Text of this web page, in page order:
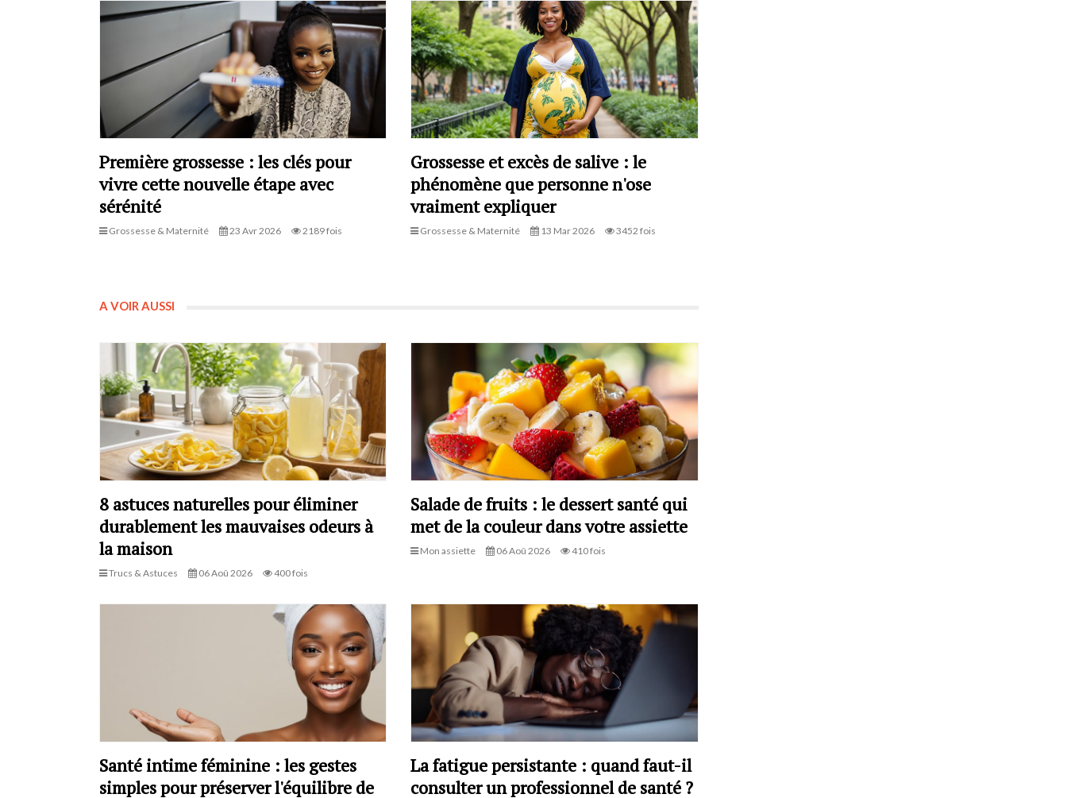
Première grossesse : les clés pour
vivre cette nouvelle étape avec
sérénité
Grossesse & Maternité 23 Avr 2026 2189 fois
Grossesse et excès de salive : le
phénomène que personne n'ose
vraiment expliquer
Grossesse & Maternité 13 Mar 2026 3452 fois
A VOIR AUSSI
8 astuces naturelles pour éliminer
durablement les mauvaises odeurs à
la maison
Trucs & Astuces 06 Aoû 2026 400 fois
Salade de fruits : le dessert santé qui
met de la couleur dans votre assiette
Mon assiette 06 Aoû 2026 410 fois
Santé intime féminine : les gestes
simples pour préserver l'équilibre de
La fatigue persistante : quand faut-il
consulter un professionnel de santé ?